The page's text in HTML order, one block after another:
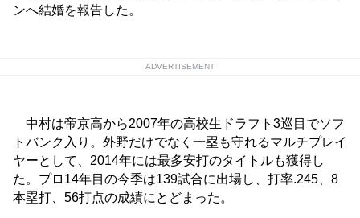
ンへ結婚を報告した。
ADVERTISEMENT
中村は帝京高から2007年の高校生ドラフト3巡目でソフ
トバンク入り。外野だけでなく一塁も守れるマルチプレイ
ヤーとして、2014年には最多安打のタイトルも獲得し
た。プロ14年目の今季は139試合に出場し、打率.245、8
本塁打、56打点の成績にとどまった。